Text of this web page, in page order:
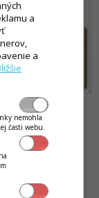
pre
a
a
nemohla
časti webu.